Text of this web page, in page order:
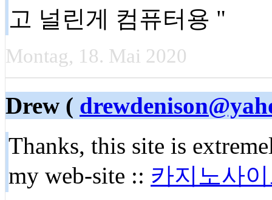
고 널린게 컴퓨터용 "
Montag, 18. Mai 2020
Drew (
Thanks, this site is
my web-site :: 카지노사